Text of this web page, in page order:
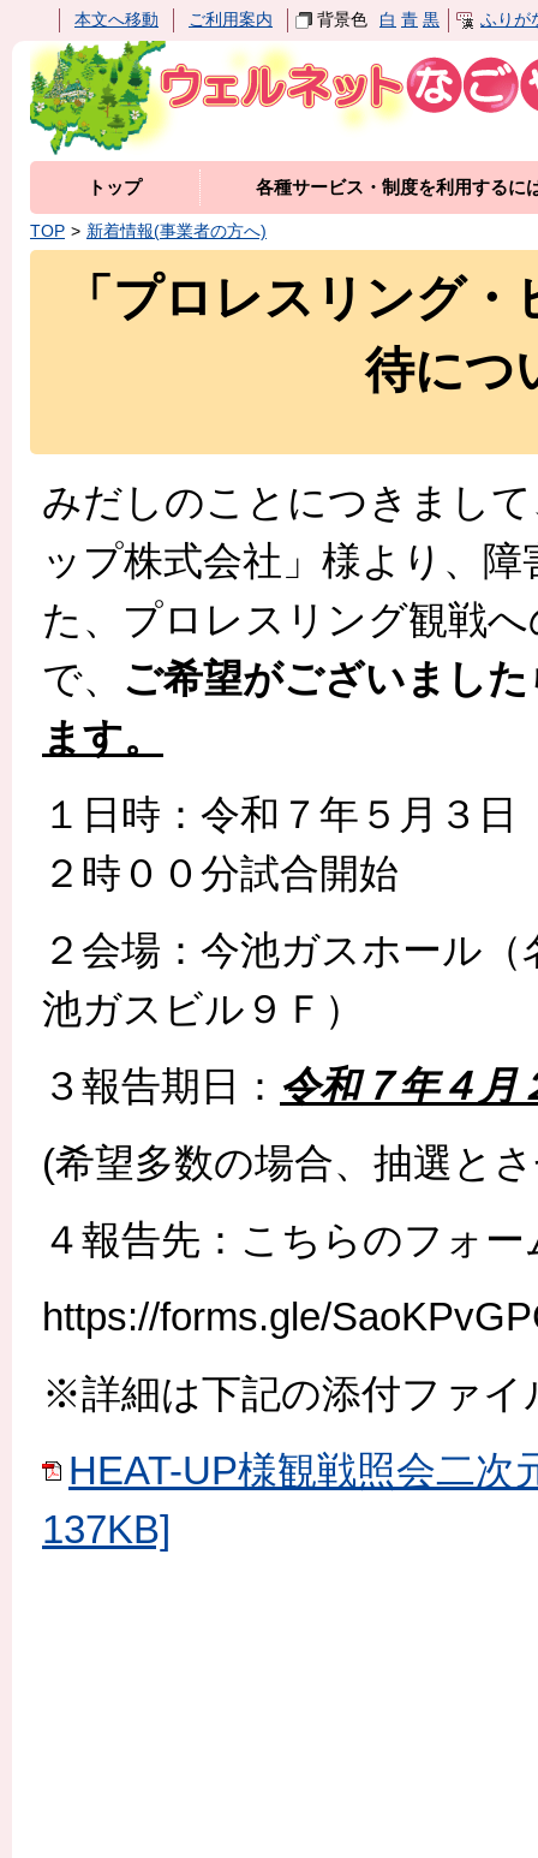
本文へ移動 ご利用案内 背景色 白 青 黒 ふりが
トップ 各種サービス・制度を利用するに
TOP 新着情報(事業者の方へ)
「プロレスリング
待につ
みだしのことにつきまし
ップ株式会社」様より、
た、プロレスリング観戦
で、 ご希望がございました
ます。
１日時：令和７年５月３
２時００分試合開始
２会場：今池ガスホール
池ガスビル９Ｆ）
３報告期日： 令和７年４月
(希望多数の場合、抽選と
４報告先：こちらのフォ
https://forms.gle/
※詳細は下記の添付ファイ
HEAT-UP様観戦照会二
137KB]